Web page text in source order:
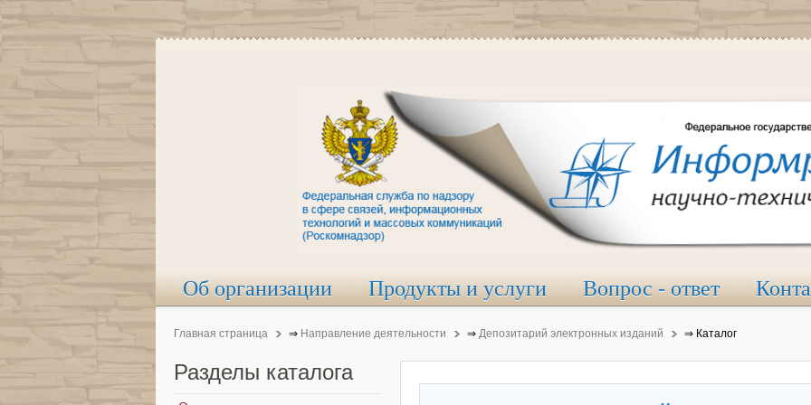
Об организации Продукты и услуги Вопрос - ответ
Главная страница ⇒ Направление деятельности ⇒ Депозитарий электронных изданий ⇒ Каталог
Разделы каталога